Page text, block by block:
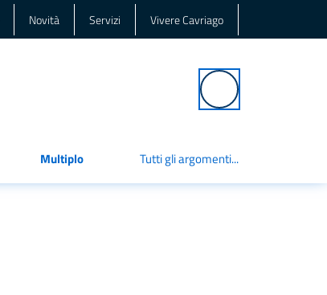
Novità Servizi Vivere Cavriago
Multiplo Tutti gli argomenti...